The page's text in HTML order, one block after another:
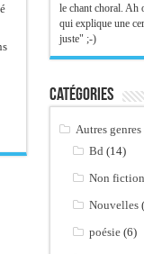
le chant choral. Ah
qui explique une
juste" ;-)
Catégories
Autres genres
Bd (14)
Non fiction
Nouvelles
poésie (6)